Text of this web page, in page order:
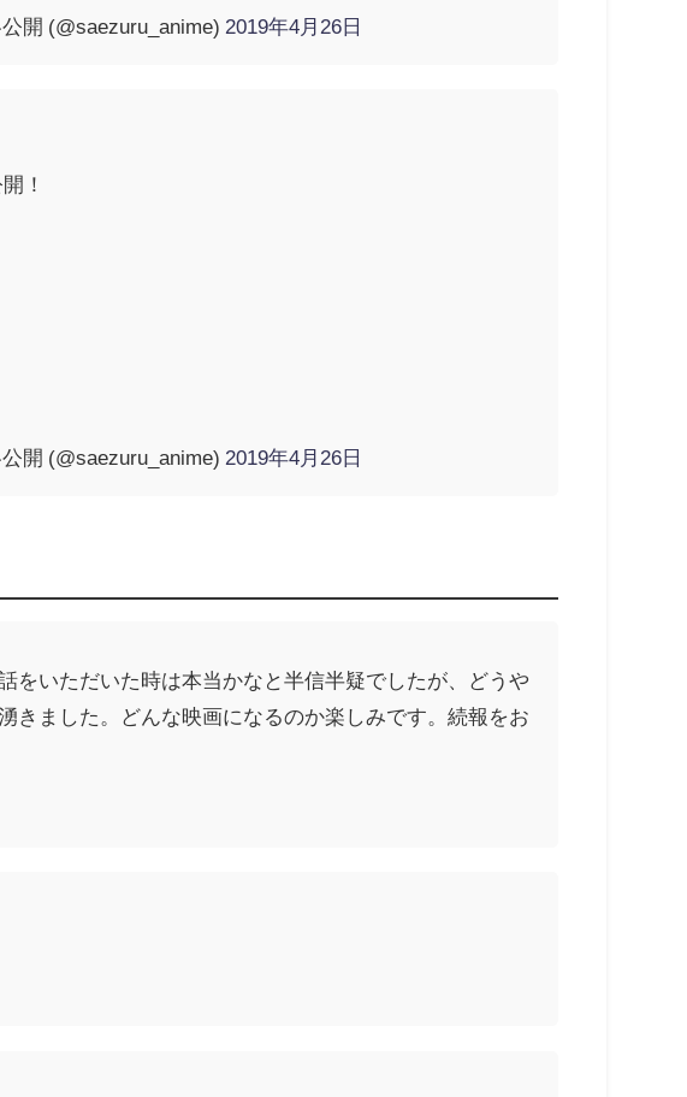
開 (@saezuru_anime) 2019年4月26日
！
開 (@saezuru_anime) 2019年4月26日
をいただいた時は本当かなと半信半疑でしたが、どうや
きました。どんな映画になるのか楽しみです。続報をお